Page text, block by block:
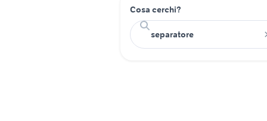
Cosa cerchi?